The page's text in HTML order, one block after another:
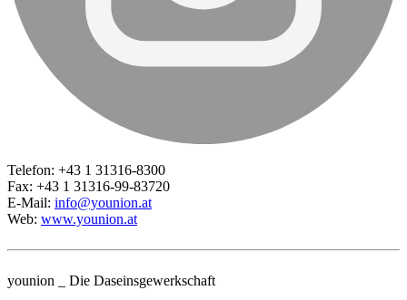
Telefon: +43 1 31316-8300
Fax: +43 1 31316-99-83720
E-Mail: info@younion.at
Web: www.younion.at
younion _ Die Daseinsgewerkschaft